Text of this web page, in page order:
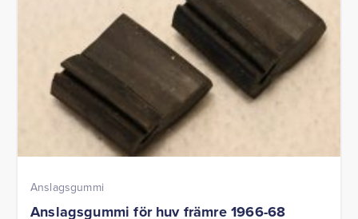
Anslagsgummi
Anslagsgummi för huv främre 1966-68